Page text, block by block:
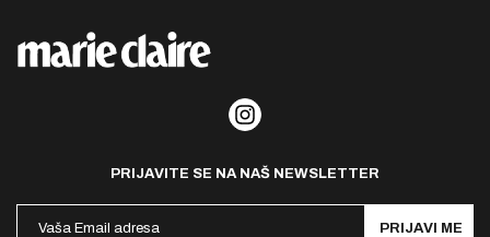
PRIJAVITE SE NA NAŠ NEWSLETTER
PRIJAVI ME